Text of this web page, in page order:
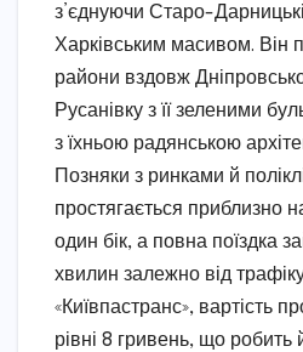
з’єднуючи Старо-
Харківським масивом. Він
райони вздовж
Русанівку з її зеленими
з їхньою радянською
Позняки з ринками й
простягається приблизно
один бік, а повна поїздка
хвилин залежно від
«Київпастранс», вартість
рівні 8 гривень, що робить